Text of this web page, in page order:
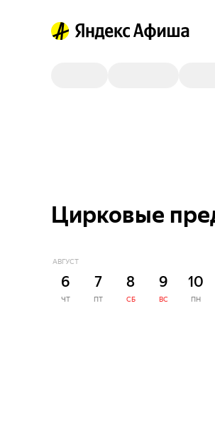
Цирковые
АВГУСТ
6
ЧТ
7
ПТ
8
СБ
9
ВС
10
ПН